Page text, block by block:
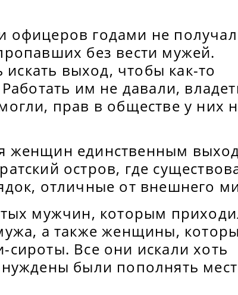
годами не
без вести мужей.
выход, чтобы как-то
им не давали,
прав в обществе у них
женщин единственным
остров, где
отличные от внешнего
мужчин, которым
а также женщины,
Все они искали хоть
были пополнять